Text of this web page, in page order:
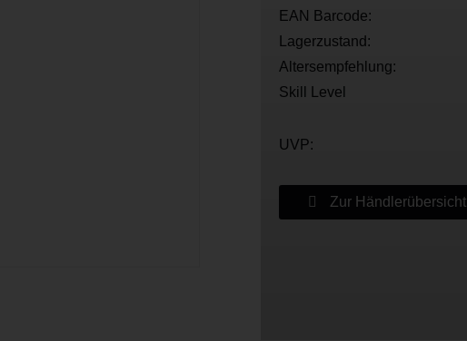
EAN Barcode:
Lagerzustand:
Altersempfehlung:
Skill Level
UVP:
Zur Händlerübersicht